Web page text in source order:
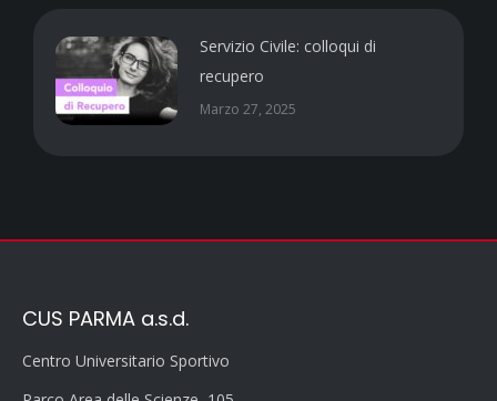
Servizio Civile: colloqui di
recupero
Marzo 27, 2025
CUS PARMA a.s.d.
Centro Universitario Sportivo